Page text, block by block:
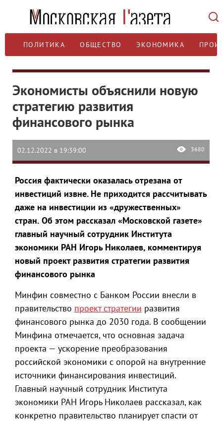
ПОЛИТИКА ОБЩЕСТВО ЭКОНОМИКА
Экономисты объяснили новую
стратегию развития
финансового рынка
02.12.2022 в 19:39:00 3680
Россия фактически оказалась отрезана от
инвестиций извне. Не приходится рассчитывать
даже на инвестиции из «дружественных»
стран. Об этом рассказал «Московской газете»
главный научный сотрудник Института
экономики РАН Игорь Николаев, комментируя
новый проект развития стратегии развития
финансового рынка
Минфин совместно с Банком России внесли в
правительство проект стратегии развития
финансового рынка до 2030 года. В сообщении
Минфина отмечается, что основная задача
проекта — ускорение преобразования
российской экономики с опорой на внутренние
источники финансирования инвестиций.
Главный научный сотрудник Института
экономики РАН Игорь Николаев рассказал, как
конкретно правительство планирует спасти от